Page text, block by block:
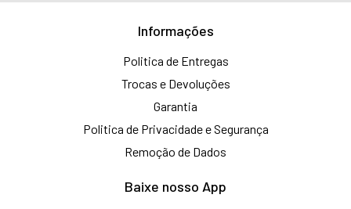
Informações
Politica de Entregas
Trocas e Devoluções
Garantia
Politica de Privacidade e Segurança
Remoção de Dados
Baixe nosso App